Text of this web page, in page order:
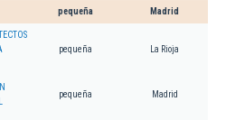
pequeña Madrid
pequeña La Rioja
pequeña Madrid